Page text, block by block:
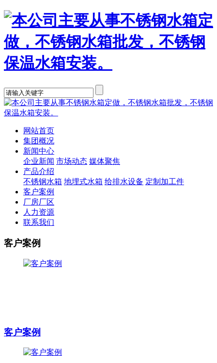
网站首页
集团概况
新闻中心
企业新闻 市场动态 媒体聚焦
产品介绍
不锈钢水箱 地埋式水箱 给排水设备 定制加工件
客户案例
厂房厂区
人力资源
联系我们
客户案例
客户案例